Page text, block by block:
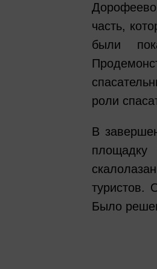
часть,
были
роли
В
площадку
туристов.
Было